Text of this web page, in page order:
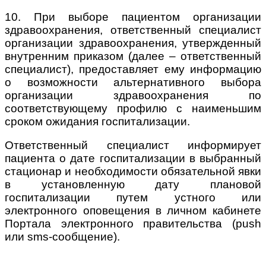
10. При выборе пациентом организации
здравоохранения, ответственный специалист
организации здравоохранения, утвержденный
внутренним приказом (далее – ответственный
специалист), предоставляет ему информацию
о возможности альтернативного выбора
организации здравоохранения по
соответствующему профилю с наименьшим
сроком ожидания госпитализации.
Ответственный специалист информирует
пациента о дате госпитализации в выбранный
стационар и необходимости обязательной явки
в установленную дату плановой
госпитализации путем устного или
электронного оповещения в личном кабинете
Портала электронного правительства (push
или sms-сообщение).